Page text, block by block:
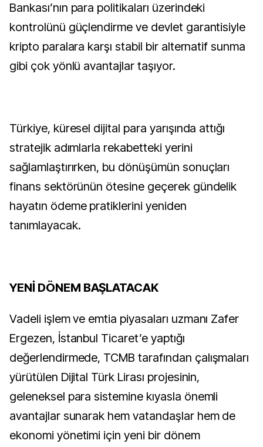
Bankası’nın para politikaları üzerindeki
kontrolünü güçlendirme ve devlet garantisiyle
kripto paralara karşı stabil bir alternatif sunma
gibi çok yönlü avantajlar taşıyor.
Türkiye, küresel dijital para yarışında attığı
stratejik adımlarla rekabetteki yerini
sağlamlaştırırken, bu dönüşümün sonuçları
finans sektörünün ötesine geçerek gündelik
hayatın ödeme pratiklerini yeniden
tanımlayacak.
YENİ DÖNEM BAŞLATACAK
Vadeli işlem ve emtia piyasaları uzmanı Zafer
Ergezen, İstanbul Ticaret’e yaptığı
değerlendirmede, TCMB tarafından çalışmaları
yürütülen Dijital Türk Lirası projesinin,
geleneksel para sistemine kıyasla önemli
avantajlar sunarak hem vatandaşlar hem de
ekonomi yönetimi için yeni bir dönem